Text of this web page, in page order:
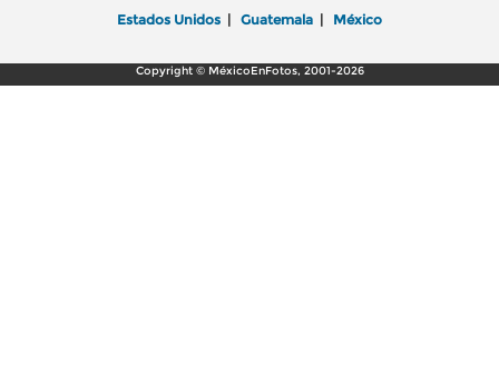
Estados Unidos | Guatemala | México
Copyright © MéxicoEnFotos, 2001-2026